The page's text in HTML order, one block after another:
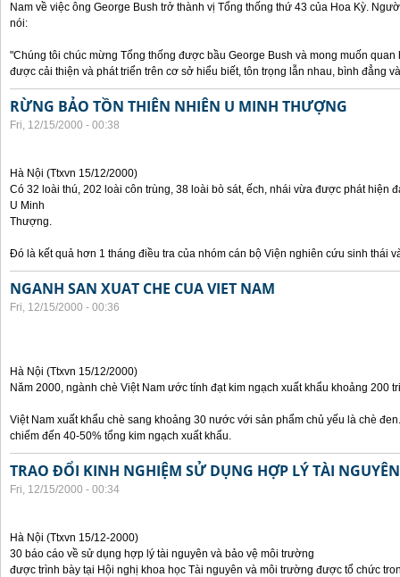
Nam về việc ông George Bush trở thành vị Tổng thống thứ 43 của Hoa Kỳ.
nói:
"Chúng tôi chúc mừng Tổng thống được bầu George Bush và mong muốn
được cải thiện và phát triển trên cơ sở hiểu biết, tôn trọng lẫn nhau, bình đẳng
RỪNG BẢO TỒN THIÊN NHIÊN U MINH THƯỢNG
Fri, 12/15/2000 - 00:38
Hà Nội (Ttxvn 15/12/2000)
Có 32 loài thú, 202 loài côn trùng, 38 loài bò sát, ếch, nhái vừa được phát hiện
U Minh
Thượng.
Đó là kết quả hơn 1 tháng điều tra của nhóm cán bộ Viện nghiên cứu sinh thái
NGANH SAN XUAT CHE CUA VIET NAM
Fri, 12/15/2000 - 00:36
Hà Nội (Ttxvn 15/12/2000)
Năm 2000, ngành chè Việt Nam ước tính đạt kim ngạch xuất khẩu khoảng 200
Việt Nam xuất khẩu chè sang khoảng 30 nước với sản phẩm chủ yếu là chè
chiếm đến 40-50% tổng kim ngạch xuất khẩu.
TRAO ĐỔI KINH NGHIỆM SỬ DỤNG HỢP LÝ TÀI
Fri, 12/15/2000 - 00:34
Hà Nội (Ttxvn 15/12-2000)
30 báo cáo về sử dụng hợp lý tài nguyên và bảo vệ môi trường
được trình bày tại Hội nghị khoa học Tài nguyên và môi trường được tổ chức